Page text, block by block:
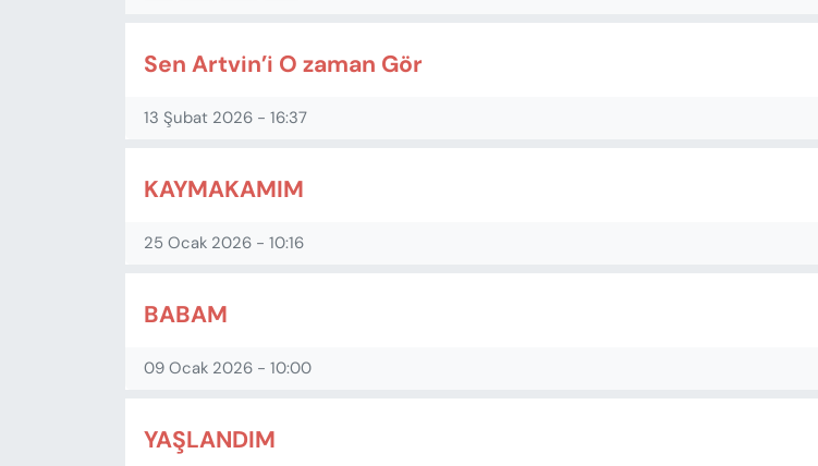
Sen Artvin’i O zaman Gör
13 Şubat 2026 - 16:37
KAYMAKAMIM
25 Ocak 2026 - 10:16
BABAM
09 Ocak 2026 - 10:00
YAŞLANDIM